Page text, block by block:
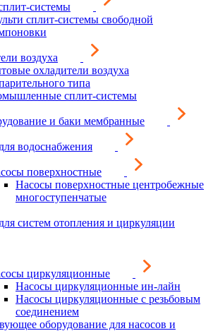
системы
сплит-системы свободной
воздуха
охладители воздуха
типа
сплит-системы
и баки мембранные
водоснабжения
поверхностные
Насосы поверхностные центробежные
многоступенчатые
систем отопления и циркуляции
циркуляционные
Насосы циркуляционные ин-лайн
Насосы циркуляционные с резьбовым
соединением
оборудование для насосов и